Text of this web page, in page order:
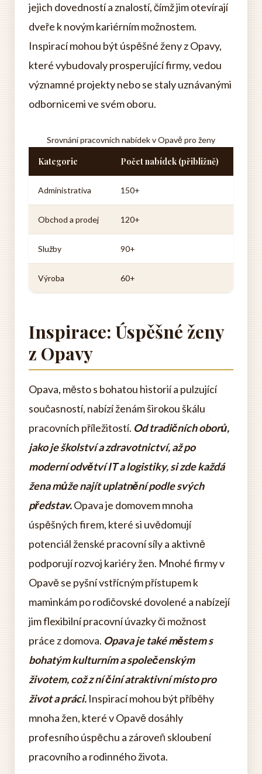
jejich dovedností a znalostí, čímž jim otevírají
dveře k novým kariérním možnostem.
Inspirací mohou být úspěšné ženy z Opavy,
které vybudovaly prosperující firmy, vedou
významné projekty nebo se staly uznávanými
odbornicemi ve svém oboru.
Srovnání pracovních nabídek v Opavě pro ženy
Kategorie Počet nabídek (přibližně)
Administrativa 150+
Obchod a prodej 120+
Služby 90+
Výroba 60+
Inspirace: Úspěšné ženy
z Opavy
Opava, město s bohatou historií a pulzující
současností, nabízí ženám širokou škálu
pracovních příležitostí. Od tradičních oborů,
jako je školství a zdravotnictví, až po
moderní odvětví IT a logistiky, si zde každá
žena může najít uplatnění podle svých
představ.Opava je domovem mnoha
úspěšných firem, které si uvědomují
potenciál ženské pracovní síly a aktivně
podporují rozvoj kariéry žen. Mnohé firmy v
Opavě se pyšní vstřícným přístupem k
maminkám po rodičovské dovolené a nabízejí
jim flexibilní pracovní úvazky či možnost
práce z domova. Opava je také městem s
bohatým kulturním a společenským
životem, což z ní činí atraktivní místo pro
život a práci. Inspirací mohou být příběhy
mnoha žen, které v Opavě dosáhly
profesního úspěchu a zároveň skloubení
pracovního a rodinného života.